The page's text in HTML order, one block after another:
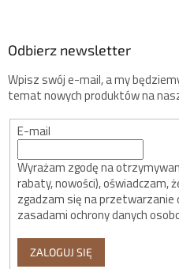
Odbierz newsletter
Wpisz swój e-mail, a my
temat nowych produktów na
E-mail
Wyrażam zgodę na
rabaty, nowości), oświadczam,
zgadzam się na przetwarzanie
zasadami ochrony danych
ZALOGUJ SIĘ